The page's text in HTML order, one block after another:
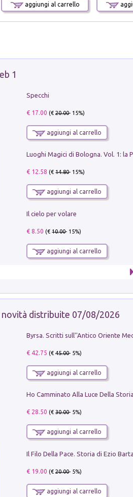
aggiungi al carrello
1
Specchi
€ 17.00 (€20.00- 15%)
aggiungi al carrello
€ 12.58 (€14.80- 15%)
aggiungi al carrello
Il cielo per volare
€ 8.50 (€10.00- 15%)
aggiungi al carrello
distribuite 07/08/2026
€ 42.75 (€45.00- 5%)
aggiungi al carrello
€ 28.50 (€30.00- 5%)
aggiungi al carrello
€ 19.00 (€20.00- 5%)
aggiungi al carrello